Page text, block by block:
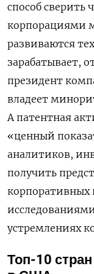
способ
корпорациями
развиваются
зарабатывает,
президент
владеет
А патентная
«ценный
аналитиков,
получить
корпоративных
устремлениях